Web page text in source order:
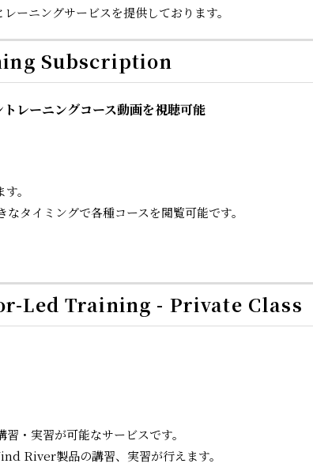
ニングサービスを提供しております。
Subscription
レーニングコース動画を視聴可能
。
タイミングで各種コースを閲覧可能です。
Led Training - Private Class
・実習が可能なサービスです。
River製品の講習、実習が行えます。